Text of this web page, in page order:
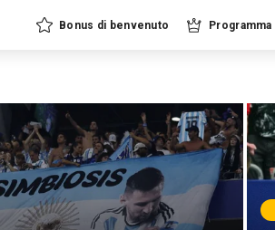
Bonus di benvenuto